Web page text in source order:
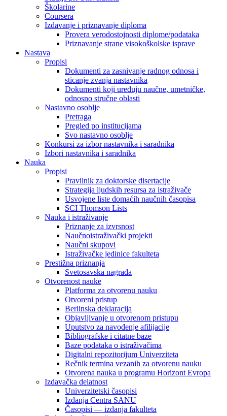
Školarine
Coursera
Izdavanje i priznavanje diploma
Provera verodostojnosti diplome/podataka
Priznavanje strane visokoškolske isprave
Nastava
Propisi
Dokumenti za zasnivanje radnog odnosa i
sticanje zvanja nastavnika
Dokumenti koji uređuju naučne, umetničke,
odnosno stručne oblasti
Nastavno osoblje
Pretraga
Pregled po institucijama
Svo nastavno osoblje
Konkursi za izbor nastavnika i saradnika
Izbori nastavnika i saradnika
Nauka
Propisi
Pravilnik za doktorske disertacije
Strategija ljudskih resursa za istraživače
Usvojene liste domaćih naučnih časopisa
SCI Thomson Lists
Nauka i istraživanje
Priznanje za izvrsnost
Naučnoistraživački projekti
Naučni skupovi
Istraživačke jedinice fakulteta
Prestižna priznanja
Svetosavska nagrada
Otvorenost nauke
Platforma za otvorenu nauku
Otvoreni pristup
Berlinska deklaracija
Objavljivanje u otvorenom pristupu
Uputstvo za navođenje afilijacije
Bibliografske i citatne baze
Baze podataka o istraživačima
Digitalni repozitorijum Univerziteta
Rečnik termina vezanih za otvorenu nauku
Otvorena nauka u programu Horizont Evropa
Izdavačka delatnost
Univerzitetski časopisi
Izdanja Centra SANU
Časopisi — izdanja fakulteta